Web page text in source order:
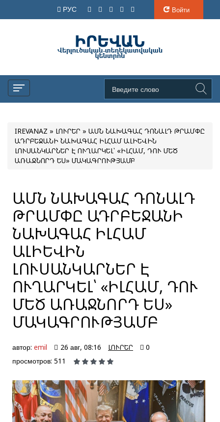
РУС Войти
IREVANAZ » ԼՈՒՐԵՐ » ԱՄՆ ՆԱԽԱԳԱՀ ԴՈՆԱԼԴ ԹՐԱՄՓԸ
ԱԴՐԲԵՋԱՆԻ ՆԱԽԱԳԱՀ ԻԼՀԱՄ ԱԼԻԵՎԻՆ
ԼՈՒՍԱՆԿԱՐՆԵՐ Է ՈՒՂԱՐԿԵԼ՝ «ԻԼՀԱՄ, ԴՈՒ ՄԵԾ
ԱՌԱՋՆՈՐԴ ԵՍ» ՄԱԿԱԳՐՈՒԹՅԱՄԲ
ԱՄՆ ՆԱԽԱԳԱՀ ԴՈՆԱԼԴ
ԹՐԱՄՓԸ ԱԴՐԲԵՋԱՆԻ
ՆԱԽԱԳԱՀ ԻԼՀԱՄ
ԱԼԻԵՎԻՆ
ԼՈՒՍԱՆԿԱՐՆԵՐ Է
ՈՒՂԱՐԿԵԼ՝ «ԻԼՀԱՄ, ԴՈՒ
ՄԵԾ ԱՌԱՋՆՈՐԴ ԵՍ»
ՄԱԿԱԳՐՈՒԹՅԱՄԲ
автор: emil 26 авг, 08:16 ԼՈՒՐԵՐ
0
просмотров: 511